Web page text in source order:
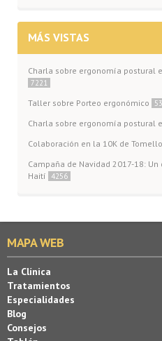
MÁS VISTAS
Charla sobre ergonomía postural
7221
Taller sobre Porteo ergonómico
Charla sobre ergonomía postural
Colaboración en la 10K de
Campaña de Navidad 2017-18:
Haití
4256
MAPA WEB
La Clínica
Tratamientos
Especialidades
Blog
Consejos